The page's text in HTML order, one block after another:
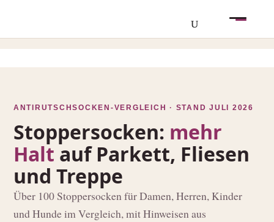
ANTIRUTSCHSOCKEN-VERGLEICH · STAND JULI 2026
Stoppersocken: mehr
Halt auf Parkett, Fliesen
und Treppe
Über 100 Stoppersocken für Damen, Herren, Kinder
und Hunde im Vergleich, mit Hinweisen aus